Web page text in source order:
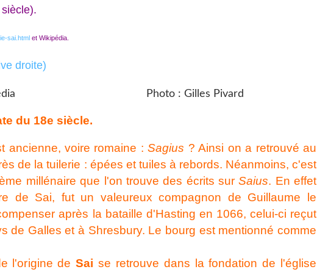
sai.html et Wikipédia.
Photo : Gilles Pivard
du 18e siècle.
ancienne, voire romaine :Sagius ? Ainsi on a retrouvé au
de la tuilerie : épées et tuiles à rebords. Néanmoins, c'est
millénaire que l'on trouve des écrits surSaius. En effet
de Sai, fut un valeureux compagnon de Guillaume le
après la bataille d'Hasting en 1066, celui-ci reçut
de Galles et à Shresbury. Le bourg est mentionné comme
l'origine deSai se retrouve dans la fondation de l'église